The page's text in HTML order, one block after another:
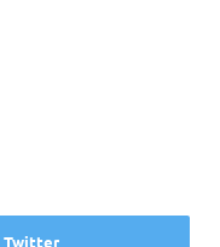
Twitter